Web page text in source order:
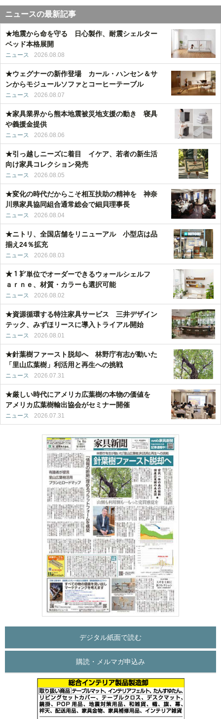
ニュースの最新記事
★地震から命を守る 日心製作、耐震シェルター
ベッド本格展開
ニュース 2026.08.08
★ウェグナーの新作登場 カール・ハンセン＆サ
ンからモジュールソファとコーヒーテーブル
ニュース 2026.08.07
★家具業界から熊本地震被災地支援の動き 寝具
や義援金提供
ニュース 2026.08.06
★引っ越しニーズに着目 イケア、若者の新生活
向け家具コレクション発売
ニュース 2026.08.05
★変化の時代だからこそ相互扶助の精神を 神奈
川県家具協同組合通常総会で細貝理事長
ニュース 2026.08.04
★ニトリ、全国店舗をリニューアル 小型店は品
揃え24％拡充
ニュース 2026.08.03
★１㌢単位でオーダーできるウォールシェルフ
ａｒｎｅ、材質・カラーも選択可能
ニュース 2026.08.02
★資源循環する特注家具サービス 三井デザイン
テック、みずほリースに導入トライアル開始
ニュース 2026.08.01
★針葉樹ファースト脱却へ 林野庁有志が動いた
「里山広葉樹」利活用と再生への挑戦
ニュース 2026.07.31
★厳しい時代にアメリカ広葉樹の本物の価値を
アメリカ広葉樹輸出協会がセミナー開催
ニュース 2026.07.31
デジタル紙面で読む
購読・メルマガ申込み